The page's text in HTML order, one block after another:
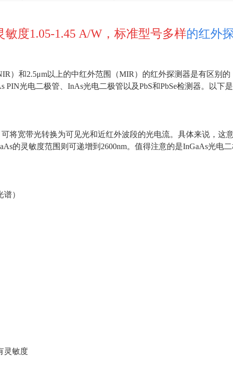
度1.05-1.45 A/W，标准型号多样的红外
）和2.5μm以上的中红外范围（MIR ）的红外探测器是有区别的
PIN光电二极管、 InAs光电二极管以及PbS和PbSe检测器。以下
将宽带光转换为可见光和近红外波段的光电流。具体来说，这
的灵敏度范围则可递增到 2600nm。值得注意的是InGaAs光电
）
灵敏度